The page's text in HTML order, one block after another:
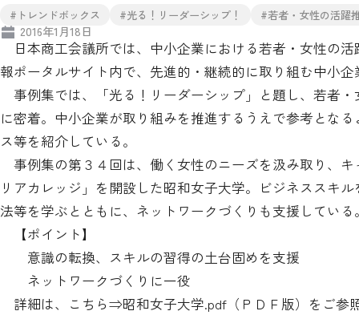
#トレンドボックス #光る！リーダーシップ！ #若者・女性の活躍
2016年1月18日
日本商工会議所では、中小企業における若者・女性の
報ポータルサイト内で、先進的・継続的に取り組む中小
事例集では、「光る！リーダーシップ」と題し、若者
に密着。中小企業が取り組みを推進するうえで参考とな
ス等を紹介している。
事例集の第３４回は、働く女性のニーズを汲み取り、
リアカレッジ」を開設した昭和女子大学。ビジネススキ
法等を学ぶとともに、ネットワークづくりも支援している
【ポイント】
意識の転換、スキルの習得の土台固めを支援
ネットワークづくりに一役
詳細は、こちら⇒昭和女子大学.pdf （ＰＤＦ版）をご参